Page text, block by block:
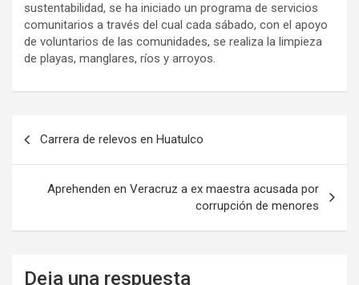
sustentabilidad, se ha iniciado un programa de servicios
comunitarios a través del cual cada sábado, con el apoyo
de voluntarios de las comunidades, se realiza la limpieza
de playas, manglares, ríos y arroyos.
entradas
Carrera de relevos en Huatulco
Aprehenden en Veracruz a ex maestra acusada por
corrupción de menores
Deja una respuesta